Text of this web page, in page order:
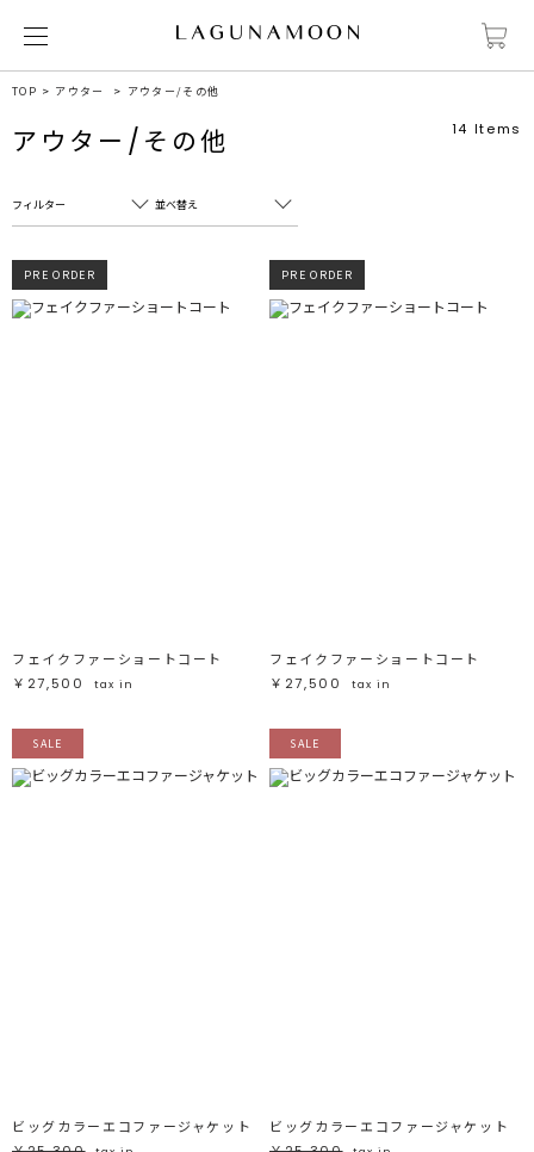
TOP アウター アウター/その他
アウター/その他 14 Items
フィルター
フリーワード
レッド レッド
ピンク ピンク
ミックス ミックス
この条件で絞り込む
並べ替え
売れ筋順
新着順
PRE ORDER
フェイクファーショートコート
￥27,500
tax in
PRE ORDER
フェイクファーショートコート
￥27,500
tax in
SALE
ビッグカラーエコファージャケット
SALE
ビッグカラーエコファージャケット